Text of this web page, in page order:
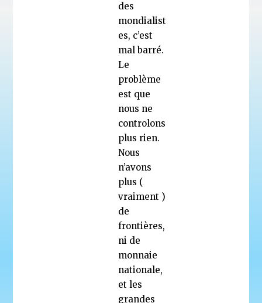
des
mondialist
es, c’est
mal barré.
Le
problème
est que
nous ne
controlons
plus rien.
Nous
n’avons
plus (
vraiment )
de
frontières,
ni de
monnaie
nationale,
et les
grandes